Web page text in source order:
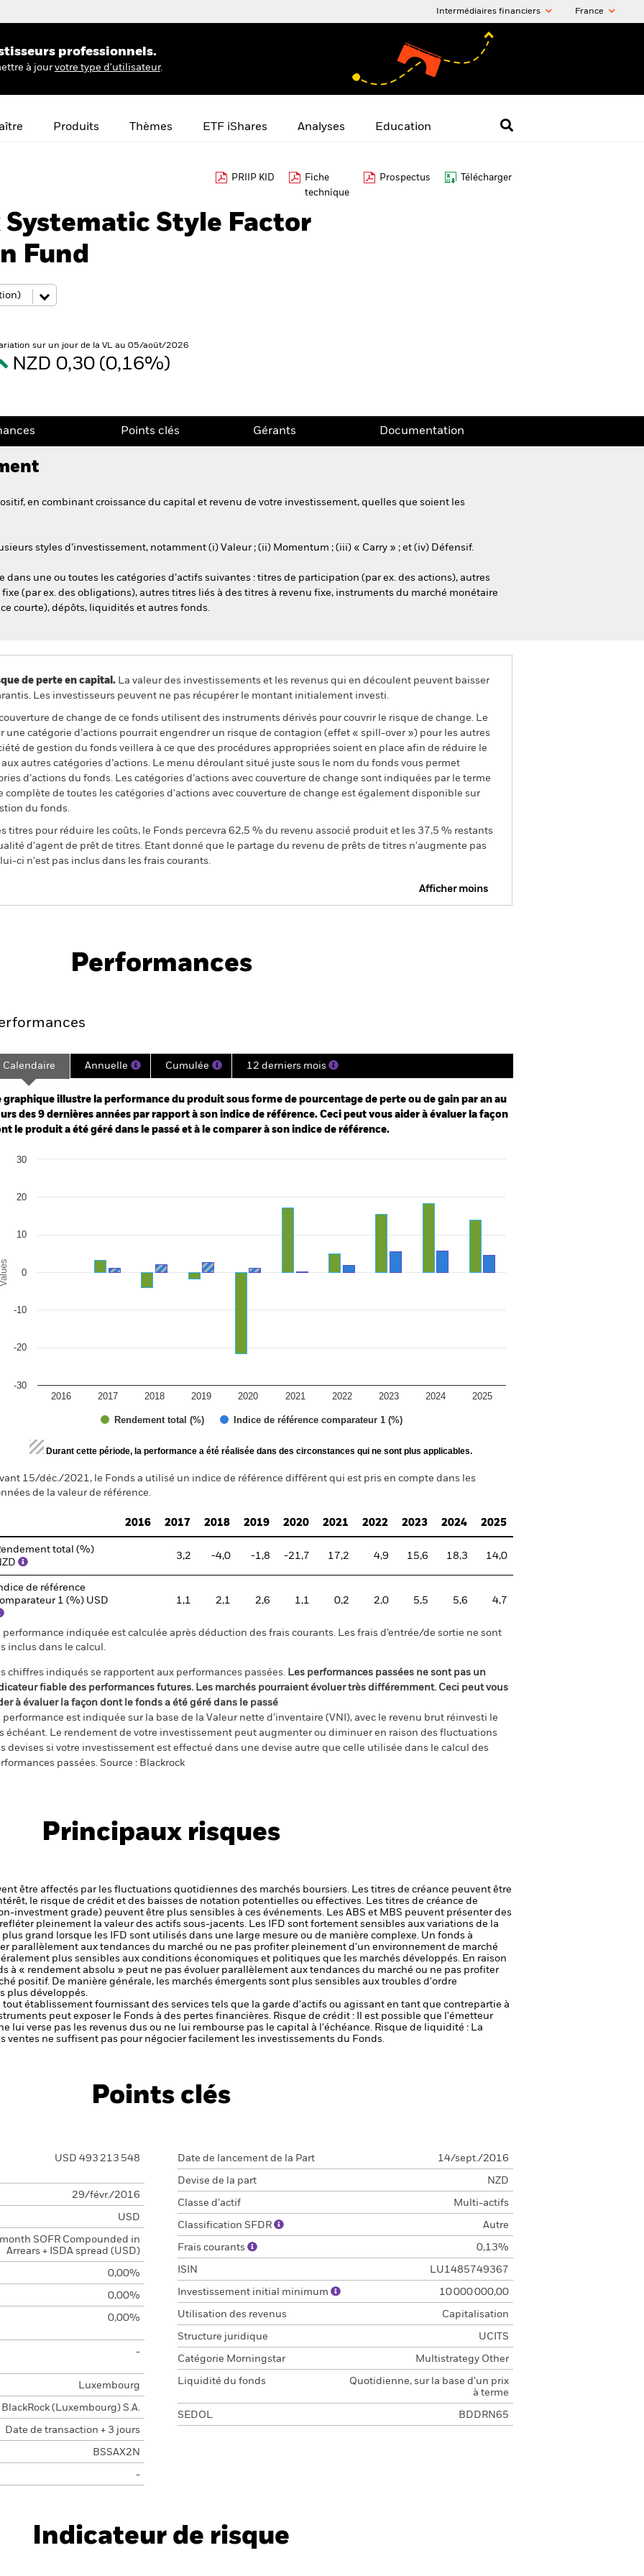
Intermédiaires financiers France
professionnels.
à jour votre type d'utilisateur.
Produits Thèmes ETF iShares Analyses Education
PRIIP KID
Fiche
technique
Prospectus Télécharger
Systematic Style Factor
Fund
sur un jour de la VL au 05/août/2026
NZD 0,30 (0,16%)
Points clés Gérants Documentation
en combinant croissance du capital et revenu de votre investissement, quelles que soient les
styles d’investissement, notamment (i) Valeur ; (ii) Momentum ; (iii) « Carry » ; et (iv) Défensif.
dans une ou toutes les catégories d’actifs suivantes : titres de participation (par ex. des actions), autres
(par ex. des obligations), autres titres liés à des titres à revenu fixe, instruments du marché monétaire
courte), dépôts, liquidités et autres fonds.
de perte en capital. La valeur des investissements et les revenus qui en découlent peuvent baisser
Les investisseurs peuvent ne pas récupérer le montant initialement investi.
couverture de change de ce fonds utilisent des instruments dérivés pour couvrir le risque de change. Le
une catégorie d’actions pourrait engendrer un risque de contagion (effet « spill-over ») pour les autres
de gestion du fonds veillera à ce que des procédures appropriées soient en place afin de réduire le
autres catégories d’actions. Le menu déroulant situé juste sous le nom du fonds vous permet
d’actions du fonds. Les catégories d’actions avec couverture de change sont indiquées par le terme
de toutes les catégories d'actions avec couverture de change est également disponible sur
du fonds.
titres pour réduire les coûts, le Fonds percevra 62,5 % du revenu associé produit et les 37,5 % restants
d'agent de prêt de titres. Etant donné que le partage du revenu de prêts de titres n'augmente pas
ci n'est pas inclus dans les frais courants.
Afficher moins
Performances
2016-08-01 00:00:00 to 2026-06-30 00:00:00.
-80 to 160.
Calendaire Annuelle Cumulée 12 derniers mois
graphique illustre la performance du produit sous forme de pourcentage de perte ou de gain par an au
des 9 dernières années par rapport à son indice de référence. Ceci peut vous aider à évaluer la façon
le produit a été géré dans le passé et à le comparer à son indice de référence.
chart with 2 data series.
Values
Rendement total (%) Indice de référence comparateur 1 (%)
2016 2017 2018 2019 2020 2021 2022 2023 2024 2025
-30
-20
-10
0
10
20
30
of interactive chart.
Durant cette période, la performance a été réalisée dans des circonstances qui ne sont plus applicables.
15/déc./2021, le Fonds a utilisé un indice de référence différent qui est pris en compte dans les
de la valeur de référence.
2016 2017 2018 2019 2020 2021 2022 2023 2024 2025
total (%)
3,2 -4,0 -1,8 -21,7 17,2 4,9 15,6 18,3 14,0
de référence
1 (%) USD
1,1 2,1 2,6 1,1 0,2 2,0 5,5 5,6 4,7
performance indiquée est calculée après déduction des frais courants. Les frais d’entrée/de sortie ne sont
inclus dans le calcul.
chiffres indiqués se rapportent aux performances passées. Les performances passées ne sont pas un
fiable des performances futures. Les marchés pourraient évoluer très différemment. Ceci peut vous
à évaluer la façon dont le fonds a été géré dans le passé
performance est indiquée sur la base de la Valeur nette d’inventaire (VNI), avec le revenu brut réinvesti le
échéant. Le rendement de votre investissement peut augmenter ou diminuer en raison des fluctuations
devises si votre investissement est effectué dans une devise autre que celle utilisée dans le calcul des
passées. Source : Blackrock
Principaux risques
être affectés par les fluctuations quotidiennes des marchés boursiers. Les titres de créance peuvent être
le risque de crédit et des baisses de notation potentielles ou effectives. Les titres de créance de
investment grade) peuvent être plus sensibles à ces événements. Les ABS et MBS peuvent présenter des
pleinement la valeur des actifs sous-jacents. Les IFD sont fortement sensibles aux variations de la
grand lorsque les IFD sont utilisés dans une large mesure ou de manière complexe. Un fonds à
parallèlement aux tendances du marché ou ne pas profiter pleinement d'un environnement de marché
plus sensibles aux conditions économiques et politiques que les marchés développés. En raison
à « rendement absolu » peut ne pas évoluer parallèlement aux tendances du marché ou ne pas profiter
positif. De manière générale, les marchés émergents sont plus sensibles aux troubles d'ordre
plus développés.
établissement fournissant des services tels que la garde d'actifs ou agissant en tant que contrepartie à
peut exposer le Fonds à des pertes financières. Risque de crédit : Il est possible que l'émetteur
lui verse pas les revenus dus ou ne lui rembourse pas le capital à l'échéance. Risque de liquidité : La
ventes ne suffisent pas pour négocier facilement les investissements du Fonds.
Points clés
USD 493 213 548
29/févr./2016
USD
SOFR Compounded in
Arrears + ISDA spread (USD)
0,00%
0,00%
0,00%
-
Luxembourg
BlackRock (Luxembourg) S.A.
Date de transaction + 3 jours
BSSAX2N
-
Date de lancement de la Part 14/sept./2016
Devise de la part NZD
Classe d’actif Multi-actifs
Classification SFDR Autre
Frais courants 0,13%
ISIN LU1485749367
Investissement initial minimum 10 000 000,00
Utilisation des revenus Capitalisation
Structure juridique UCITS
Catégorie Morningstar Multistrategy Other
Liquidité du fonds
Quotidienne, sur la base d'un prix
à terme
SEDOL BDDRN65
Indicateur de risque